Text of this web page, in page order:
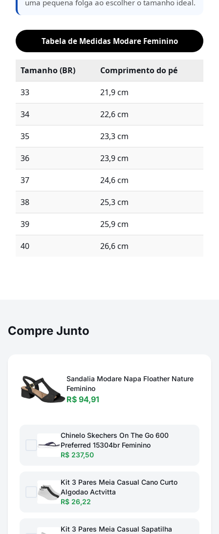
uma pequena folga ao escolher o tamanho ideal.
Tabela de Medidas Modare Feminino
Tamanho (BR) Comprimento do pé
33 21,9 cm
34 22,6 cm
35 23,3 cm
36 23,9 cm
37 24,6 cm
38 25,3 cm
39 25,9 cm
40 26,6 cm
Compre Junto
Sandalia Modare Napa Floather Nature
Feminino
R$ 94,91
Chinelo Skechers On The Go 600
Preferred 15304br Feminino
R$ 237,50
Kit 3 Pares Meia Casual Cano Curto
Algodao Actvitta
R$ 26,22
Kit 3 Pares Meia Casual Sapatilha